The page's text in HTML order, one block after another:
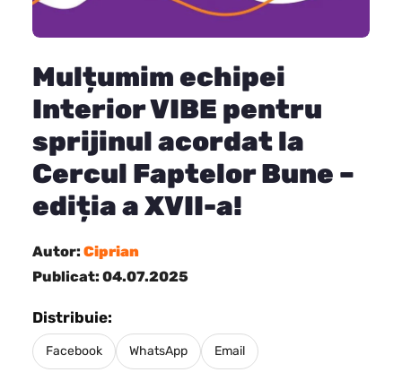
Mulțumim echipei
Interior VIBE pentru
sprijinul acordat la
Cercul Faptelor Bune –
ediția a XVII-a!
Autor: Ciprian
Publicat: 04.07.2025
Distribuie:
Facebook WhatsApp Email